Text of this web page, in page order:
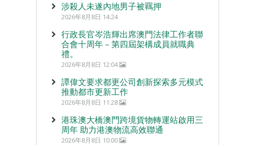
涉殺人未遂內地男子被羈押
2026年8月8日 14:24
行政長官岑浩輝出席澳門法律工作者聯
合會十周年 – 第四屆架構成員就職典
禮。
2026年8月8日 12:04
譚偉文要求都更公司創新探索多元模式
推動都市更新工作
2026年8月8日 11:28
港珠澳大橋澳門跨境貨物轉運站啟用三
周年 助力港澳物流高效聯通
2026年8月8日 10:00